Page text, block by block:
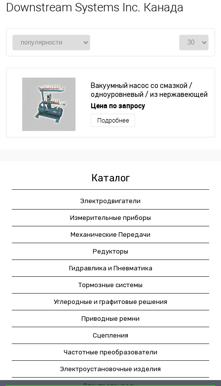
Downstream Systems Inc. Канада
Вакуумный насос со смазкой /
одноуровневый / из нержавеющей
стали / по индивидуальным
замерам
Цена по запросу
Подробнее
Каталог
Электродвигатели
Измерительные приборы
Механические Передачи
Редукторы
Гидравлика и Пневматика
Тормозные системы
Углеродные и графитовые решения
Приводные ремни
Сцепления
Частотные преобразователи
Электроустановочные изделия